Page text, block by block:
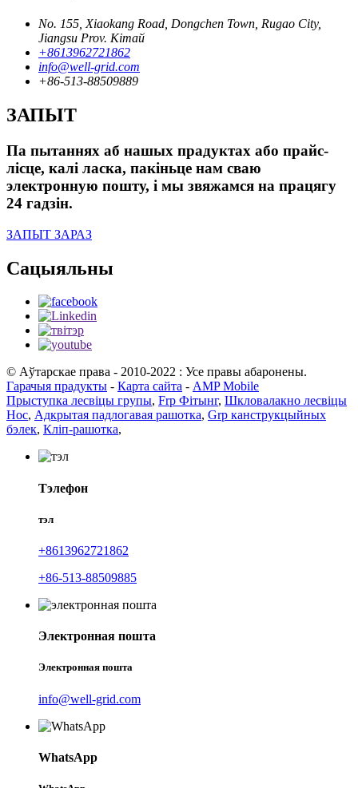
No. 155, Xiaokang Road, Dongchen Town, Rugao City,
Jiangsu Prov. Кітай
+8613962721862
info@well-grid.com
+86-513-88509889
ЗАПЫТ
Па пытаннях аб нашых прадуктах або прайс-
лісце, калі ласка, пакіньце нам сваю
электронную пошту, і мы звяжамся на працягу
24 гадзін.
ЗАПЫТ ЗАРАЗ
Сацыяльны
© Аўтарскае права - 2010-2022 : Усе правы абаронены.
Гарачыя прадукты - Карта сайта - AMP Mobile
Прыступка лесвіцы групы, Frp Фітынг, Шкловалакно лесвіцы
Нос, Адкрытая падлогавая рашотка, Grp канструкцыйных
бэлек, Кліп-рашотка,
Тэлефон
тэл
+8613962721862
+86-513-88509885
Электронная пошта
Электронная пошта
info@well-grid.com
WhatsApp